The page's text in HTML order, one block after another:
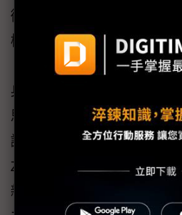
術，促成矽前(pre-silicon)的
模級的確認。
身為業界最高效能之模擬與
思科技軟體定義HAV解決方
證與軟體的開發作業。新思
ZeBu Server 5高效能模擬
新思科技IP-HAV解決方案，